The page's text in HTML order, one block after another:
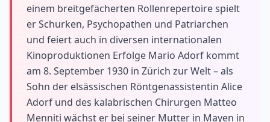
einem breitgefächerten Rollenrepertoire spielt
er Schurken, Psychopathen und Patriarchen
und feiert auch in diversen internationalen
Kinoproduktionen Erfolge Mario Adorf kommt
am 8. September 1930 in Zürich zur Welt – als
Sohn der elsässischen Röntgenassistentin Alice
Adorf und des kalabrischen Chirurgen Matteo
Menniti wächst er bei seiner Mutter in Mayen in